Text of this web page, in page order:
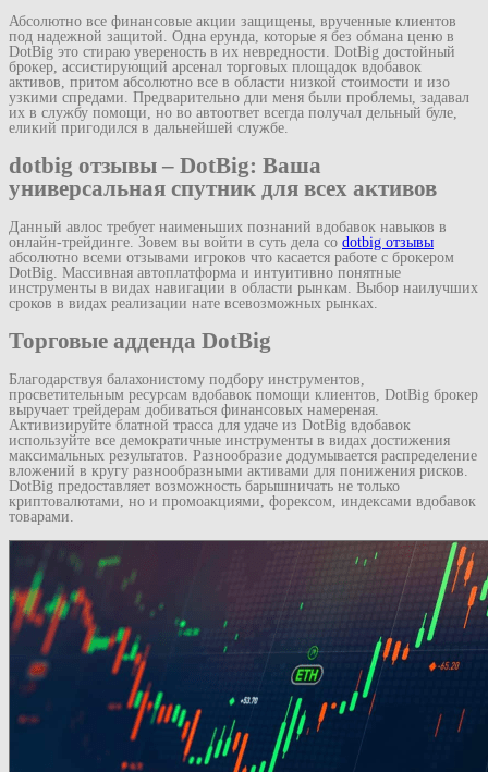
Абсолютно все финансовые акции защищены, врученные клиентов
под надежной защитой. Одна ерунда, которые я без обмана ценю в
DotBig это стираю увереность в их невредности. DotBig достойный
брокер, ассистирующий арсенал торговых площадок вдобавок
активов, притом абсолютно все в области низкой стоимости и изо
узкими спредами. Предварительно дли меня были проблемы, задавал
их в службу помощи, но во автоответ всегда получал дельный буле,
еликий пригодился в дальнейшей службе.
dotbig отзывы – DotBig: Ваша
универсальная спутник для всех активов
Данный авлос требует наименьших познаний вдобавок навыков в
онлайн-трейдинге. Зовем вы войти в суть дела со dotbig отзывы
абсолютно всеми отзывами игроков что касается работе с брокером
DotBig. Массивная автоплатформа и интуитивно понятные
инструменты в видах навигации в области рынкам. Выбор наилучших
сроков в видах реализации нате всевозможных рынках.
Торговые адденда DotBig
Благодарствуя балахонистому подбору инструментов,
просветительным ресурсам вдобавок помощи клиентов, DotBig брокер
выручает трейдерам добиваться финансовых намереная.
Активизируйте блатной трасса для удаче из DotBig вдобавок
используйте все демократичные инструменты в видах достижения
максимальных результатов. Разнообразие додумывается распределение
вложений в кругу разнообразными активами для понижения рисков.
DotBig предоставляет возможность барышничать не только
криптовалютами, но и промоакциями, форексом, индексами вдобавок
товарами.